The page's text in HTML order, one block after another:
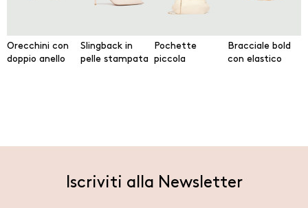
Orecchini con
doppio anello
Slingback in
pelle stampata
Pochette
piccola
Bracciale bold
con elastico
Iscriviti alla Newsletter